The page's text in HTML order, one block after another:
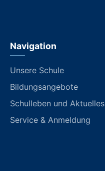
Navigation
Unsere Schule
Bildungsangebote
Schulleben und Aktuelles
Service & Anmeldung